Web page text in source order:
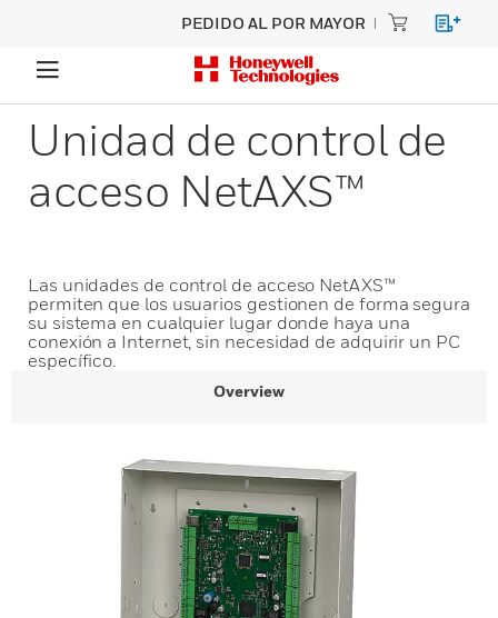
PEDIDO AL POR MAYOR
Unidad de control de
acceso NetAXS™
Las unidades de control de acceso NetAXS™
permiten que los usuarios gestionen de forma segura
su sistema en cualquier lugar donde haya una
conexión a Internet, sin necesidad de adquirir un PC
específico.
Overview